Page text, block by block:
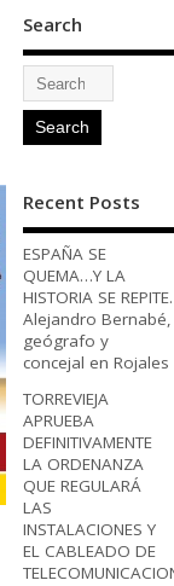
Search
Recent Posts
ESPAÑA SE
QUEMA…Y LA
HISTORIA SE REPITE.
Alejandro Bernabé,
geógrafo y
concejal en Rojales
TORREVIEJA
APRUEBA
DEFINITIVAMENTE
LA ORDENANZA
QUE REGULARÁ
LAS
INSTALACIONES Y
EL CABLEADO DE